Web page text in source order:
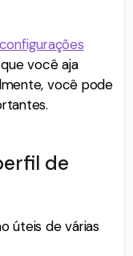
você aja
você pode
de
úteis de várias